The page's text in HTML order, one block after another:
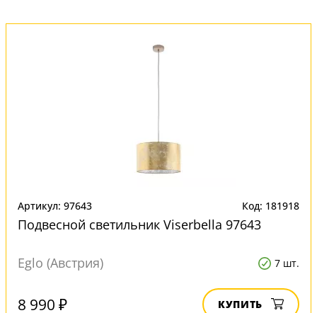
Артикул: 97643 Код: 181918
Подвесной светильник Viserbella 97643
Eglo (Австрия) 7 шт.
8 990 ₽ КУПИТЬ